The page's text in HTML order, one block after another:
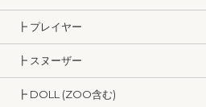
┣ プレイヤー
┣ スヌーザー
┣ DOLL (ZOO含む)